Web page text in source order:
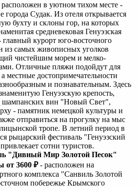
в уютном тихом месте -
города Судак. Из отеля открывается
бухту и склоны гор, на которых
средневековая Генуэзская
главный курорт юго-восточного
из самых живописных уголков
чистейшим морем и мелко-
Отличные пляжи подойдут для
местные достопримечательности
и познавательным. Здесь
Генуэзскую крепость,
шампанских вин "Новый Свет",
- памятник немецкой культуры и
отправиться на прогулку на мыс
тропе. В летний период в
рыцарский фестиваль "Генуэзский
сотни туристов.
"Дивный Мир Золотой Песок"
от 3600 ₽- расположен на
комплекса "Санвиль Золотой
побережье Крымского